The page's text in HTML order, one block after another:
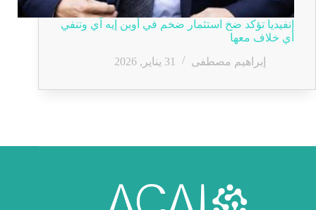
إنفيديا تؤكد ضخ استثمار ضخم في أوبن إيه آي وتنفي
أي خلاف معها
إبراهيم مصطفى
31 يناير, 2026